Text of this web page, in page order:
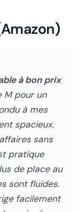
à bon prix
M pour un
à mes
spacieux.
sans
pratique
de place au
sont fluides.
facilement